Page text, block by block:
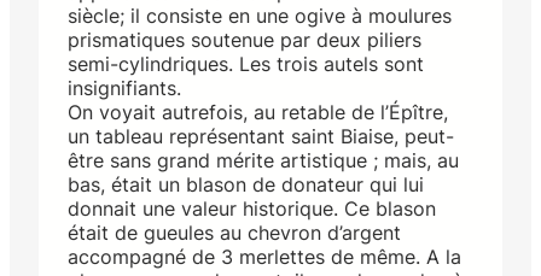
siècle; il consiste en une ogive à moulures
prismatiques soutenue par deux piliers
semi-cylindriques. Les trois autels sont
insignifiants.
On voyait autrefois, au retable de l’Épître,
un tableau représentant saint Biaise, peut-
être sans grand mérite artistique ; mais, au
bas, était un blason de donateur qui lui
donnait une valeur historique. Ce blason
était de gueules au chevron d’argent
accompagné de 3 merlettes de même. A la